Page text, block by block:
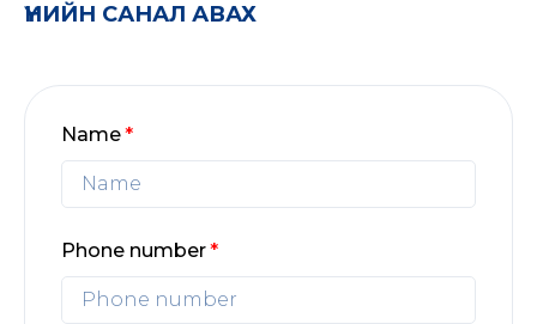
ҮНИЙН САНАЛ АВАХ
Name
Phone number